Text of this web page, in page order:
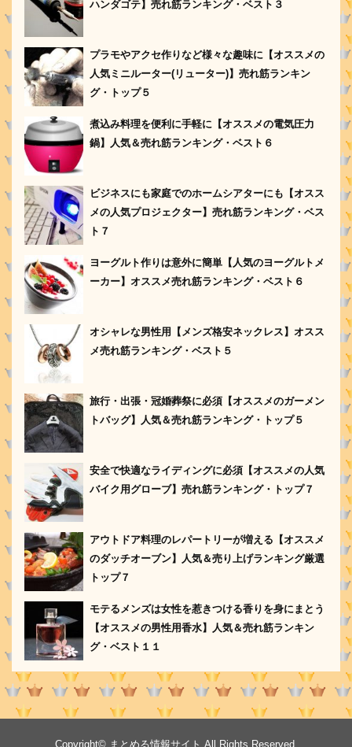
ハンダゴテ】売れ筋ランキング・ベスト３
プラモやアクセ作りなど様々な趣味に【オススメの
人気ミニルーター(リューター)】売れ筋ランキン
グ・トップ５
煮込み料理を便利に手軽に【オススメの電気圧力
鍋】人気＆売れ筋ランキング・ベスト６
ビジネスにも家庭でのホームシアターにも【オスス
メの人気プロジェクター】売れ筋ランキング・ベス
ト７
ヨーグルト作りは意外に簡単【人気のヨーグルトメ
ーカー】オススメ売れ筋ランキング・ベスト６
オシャレな男性用【メンズ格安ネックレス】オスス
メ売れ筋ランキング・ベスト５
旅行・出張・冠婚葬祭に必須【オススメのガーメン
トバッグ】人気＆売れ筋ランキング・トップ５
安全で快適なライディングに必須【オススメの人気
バイク用グローブ】売れ筋ランキング・トップ７
アウトドア料理のレパートリーが増える【オススメ
のダッチオーブン】人気＆売り上げランキング厳選
トップ７
モテるメンズは女性を惹きつける香りを身にまとう
【オススメの男性用香水】人気＆売れ筋ランキン
グ・ベスト１１
Copyright© まとめる情報サイト All Rights Reserved.